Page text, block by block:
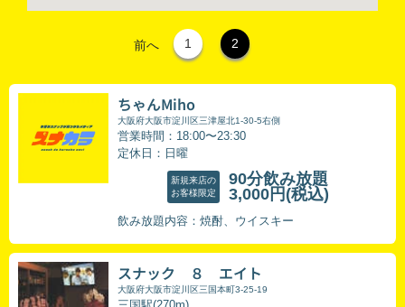
前へ 1 2
ちゃんMiho
大阪府大阪市淀川区三津屋北1-30-5右側
営業時間：18:00〜23:30
定休日：日曜
新規来店の
お客様限定
90分飲み放題
3,000円 (税込)
飲み放題内容：焼酎、ウイスキー
スナック ８ エイト
大阪府大阪市淀川区三国本町3-25-19